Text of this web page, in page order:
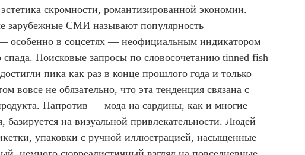
скромности, романтизированной экономии.
зарубежные СМИ называют популярность
особенно в соцсетях — неофициальным индикатором
спада. Поисковые запросы по словосочетанию tinned fish
пика как раз в конце прошлого года и только
вовсе не обязательно, что эта тенденция связана с
Напротив — мода на сардины, как и многие
базируется на визуальной привлекательности. Людей
упаковки с ручной иллюстрацией, насыщенные